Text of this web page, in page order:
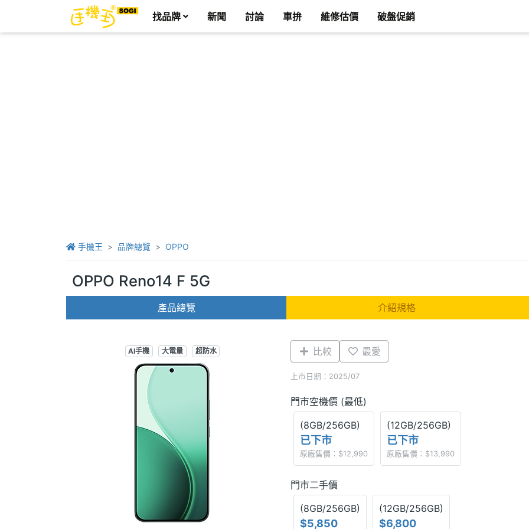
找品牌 新聞 討論 車拚 維修估價 破盤促銷
手機王 品牌總覽 OPPO
OPPO Reno14 F 5G
產品總覽 介紹規格
AI手機 大電量 超防水 比較 最愛
上市日期：2025/07
門市空機價 (最低)
(8GB/256GB)
已下市
原廠售價：$12,990
(12GB/256GB)
已下市
原廠售價：$13,990
門市二手價
(8GB/256GB)
$5,850
(12GB/256GB)
$6,800